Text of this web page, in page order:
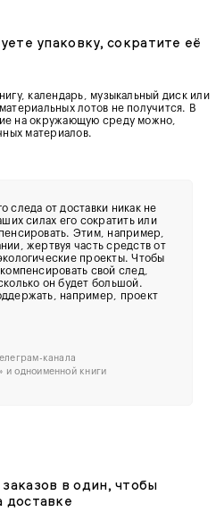
упаковку, сократите её
календарь, музыкальный диск или
лотов не получится. В
на окружающую среду можно,
материалов.
следа от доставки никак не
силах его сократить или
Этим, например,
жертвуя часть средств от
проекты. Чтобы
свой след,
он будет большой.
например, проект
канала
и одноименной книги
в один, чтобы
доставке